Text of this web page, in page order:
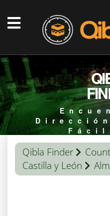
Qibla Finder
Castilla y León